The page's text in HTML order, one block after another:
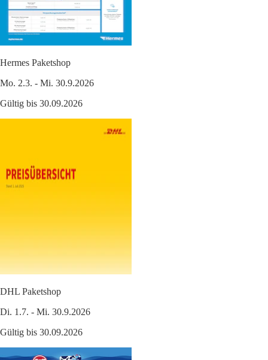
Hermes Paketshop
Mo. 2.3. - Mi. 30.9.2026
Gültig bis 30.09.2026
DHL Paketshop
Di. 1.7. - Mi. 30.9.2026
Gültig bis 30.09.2026